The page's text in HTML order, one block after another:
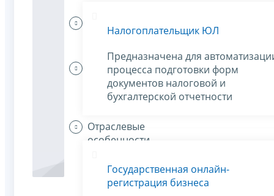
интересует
Организации
платят
налоги
Отраслевые
особенности
Налогоплательщик ЮЛ
Предназначена для
процесса подготовки форм
документов налоговой и
бухгалтерской отчетности
Государственная онлайн-
регистрация бизнеса